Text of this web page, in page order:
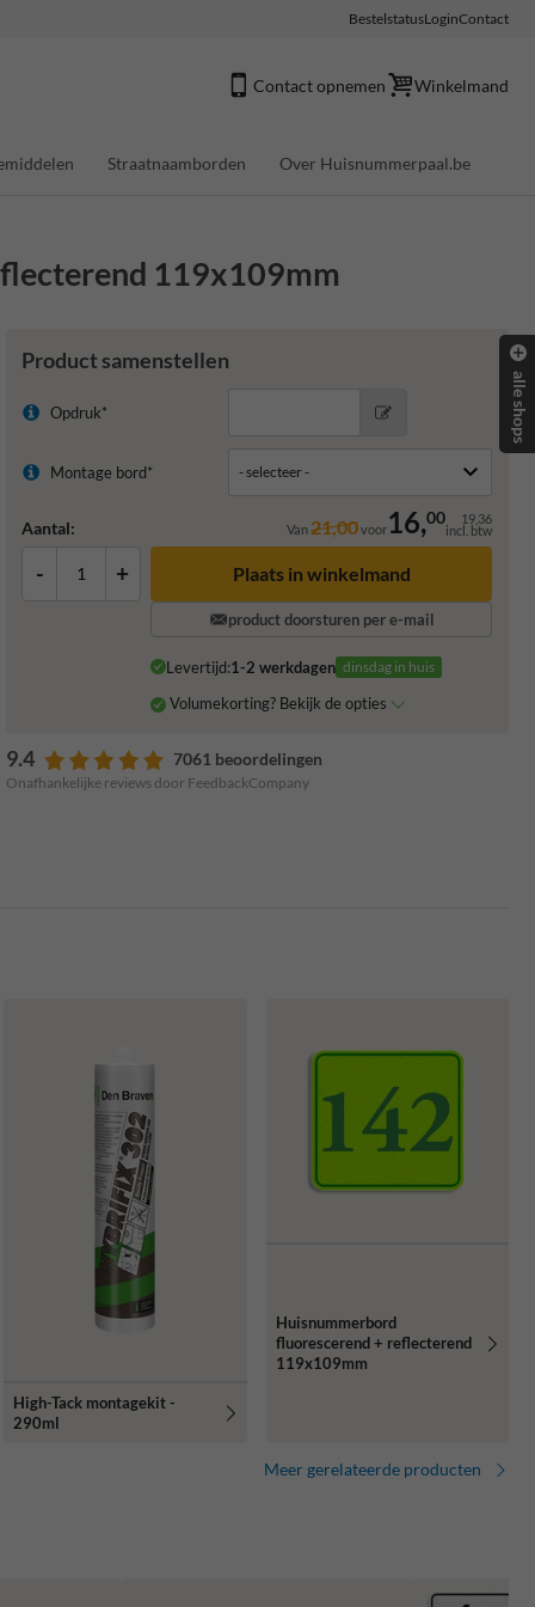
BestelstatusLoginContact
Contact opnemen Winkelmand
Straatnaamborden Over Huisnummerpaal.be
119x109mm
Product samenstellen
Opdruk*
Montage bord*
Aantal: Van21,00voor16,00 19,36
incl. btw
- + Plaats in winkelmand
product doorsturen per e-mail
Levertijd:1-2 werkdagen dinsdag in huis
Volumekorting? Bekijk de opties
9.4 7061 beoordelingen
Onafhankelijke reviews door FeedbackCompany
High-Tack montagekit -
290ml
Huisnummerbord
fluorescerend + reflecterend
119x109mm
Meer gerelateerde producten
alle shops